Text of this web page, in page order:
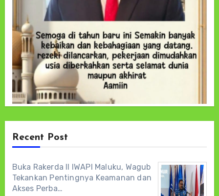
Recent Post
Buka Rakerda II IWAPI Maluku, Wagub
Tekankan Pentingnya Keamanan dan
Akses Perba…